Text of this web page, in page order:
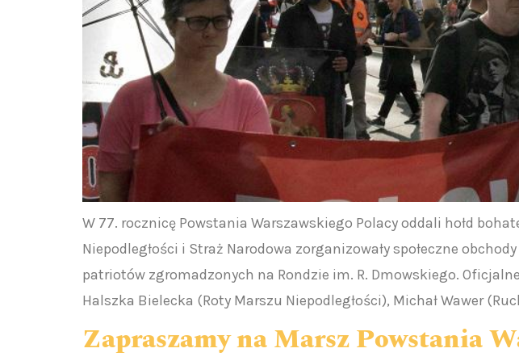
W 77. rocznicę Powstania Warszawskiego Polacy oddali hołd
Niepodległości i Straż Narodowa zorganizowały społeczne
patriotów zgromadzonych na Rondzie im. R. Dmowskiego.
Halszka Bielecka (Roty Marszu Niepodległości), Michał Wawer
Zapraszamy na Marsz Powstania